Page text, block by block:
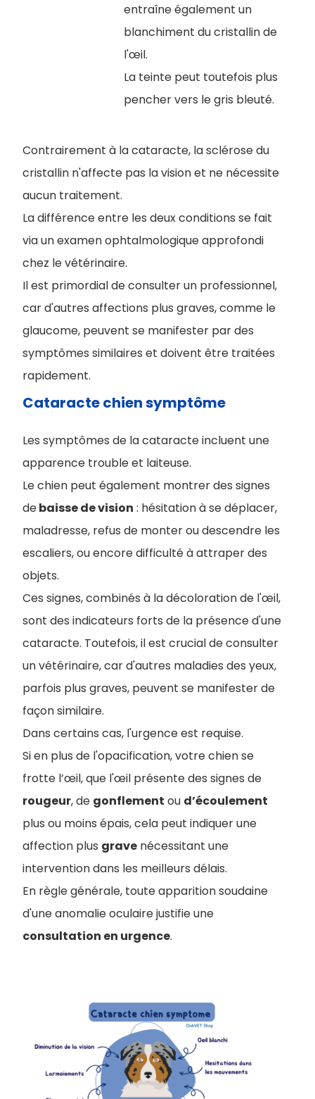
entraîne également un
blanchiment du cristallin de
l'œil.
La teinte peut toutefois plus
pencher vers le gris bleuté.
Contrairement à la cataracte, la sclérose du
cristallin n'affecte pas la vision et ne nécessite
aucun traitement.
La différence entre les deux conditions se fait
via un examen ophtalmologique approfondi
chez le vétérinaire.
Il est primordial de consulter un professionnel,
car d'autres affections plus graves, comme le
glaucome, peuvent se manifester par des
symptômes similaires et doivent être traitées
rapidement.
Cataracte chien symptôme
Les symptômes de la cataracte incluent une
apparence trouble et laiteuse.
Le chien peut également montrer des signes
debaisse de vision : hésitation à se déplacer,
maladresse, refus de monter ou descendre les
escaliers, ou encore difficulté à attraper des
objets.
Ces signes, combinés à la décoloration de l'œil,
sont des indicateurs forts de la présence d'une
cataracte. Toutefois, il est crucial de consulter
un vétérinaire, car d'autres maladies des yeux,
parfois plus graves, peuvent se manifester de
façon similaire.
Dans certains cas, l'urgence est requise.
Si en plus de l'opacification, votre chien se
frotte l’œil, que l'œil présente des signes de
rougeur, de gonflement ou d’écoulement
plus ou moins épais, cela peut indiquer une
affection plus grave nécessitant une
intervention dans les meilleurs délais.
En règle générale, toute apparition soudaine
d'une anomalie oculaire justifie une
consultation en urgence.